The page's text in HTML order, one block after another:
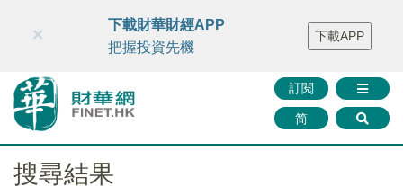
財華智庫網 FINTV FINMETA 財華證券 媒體矩陣
智庫沙龍
聯絡我們
訂閱
简
×
下載財華財經APP
把握投資先機
下載APP
搜尋結果